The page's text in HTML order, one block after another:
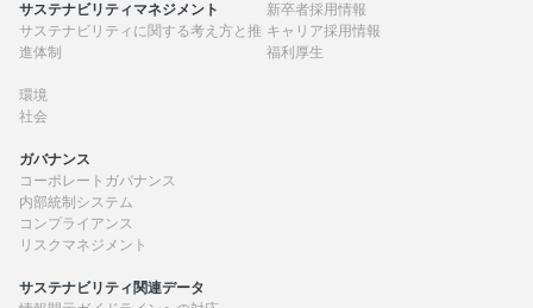
サステナビリティマネジメント
サステナビリティに関する考え方と推
進体制
環境
社会
ガバナンス
コーポレートガバナンス
内部統制システム
コンプライアンス
リスクマネジメント
サステナビリティ関連データ
新卒者採用情報
キャリア採用情報
福利厚生